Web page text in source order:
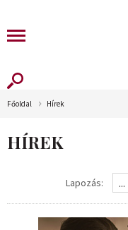
Főoldal Hírek
HÍREK
Lapozás: ...